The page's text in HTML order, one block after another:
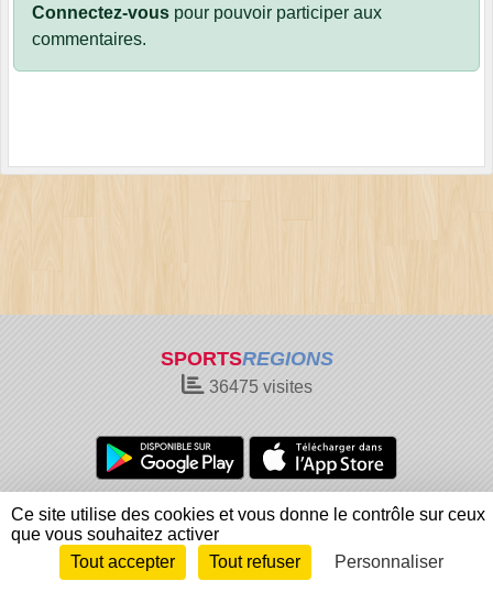
Connectez-vous pour pouvoir participer aux
commentaires.
SPORTSREGIONS
36475visites
Charte cookies
Gestion des cookies
Informations légales
Signaler un contenu inapproprié
Envie de participer ?
Connexion
Ce site utilise des cookies et vous donne le contrôle sur ceux
que vous souhaitez activer
Tout accepter
Tout refuser Personnaliser